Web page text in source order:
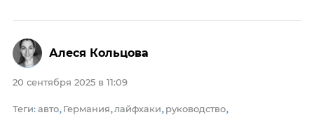
20 сентября 2025 в 11:09
Теги: авто, Германия, лайфхаки, руководство,
Алеся Кольцова